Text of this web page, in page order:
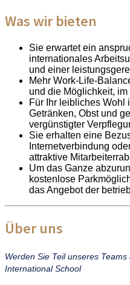
Was wir bieten
Sie erwartet ein
internationales
und einer
Mehr Work-Life-
und die Möglichkeit,
Für Ihr leibliches Wohl
Getränken, Obst und
vergünstigter
Sie erhalten eine
Internetverbindung
attraktive
Um das Ganze
kostenlose
das Angebot der
Über uns
Werden Sie Teil unseres
International School